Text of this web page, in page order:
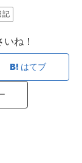
記
ね！
はてブ